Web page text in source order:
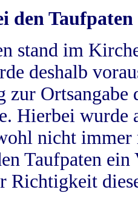
den Taufpaten
stand im
deshalb
zur
Hierbei wurde
nicht
Taufpaten
Richtigkeit